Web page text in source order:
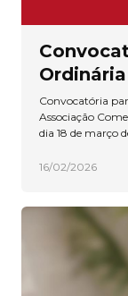
Ordinária
Convocatória
Associação
dia 18 de março
16/02/2026